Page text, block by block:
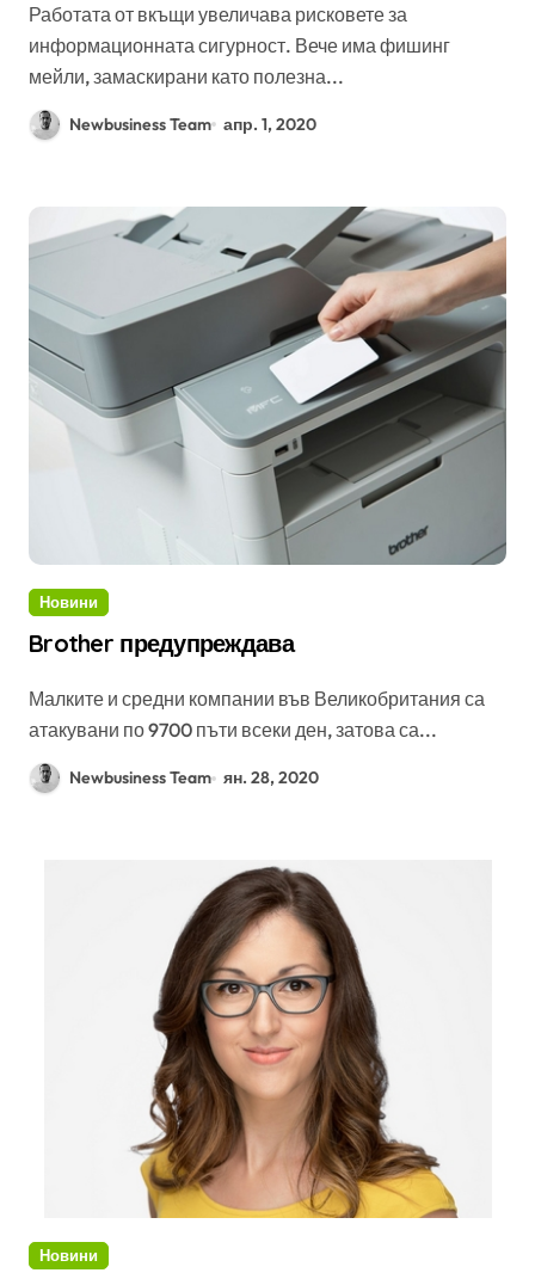
Работата от вкъщи увеличава рисковете за
информационната сигурност. Вече има фишинг
мейли, замаскирани като полезна...
Newbusiness Team апр. 1, 2020
Новини
Brother предупреждава
Малките и средни компании във Великобритания са
атакувани по 9700 пъти всеки ден, затова са...
Newbusiness Team ян. 28, 2020
Новини